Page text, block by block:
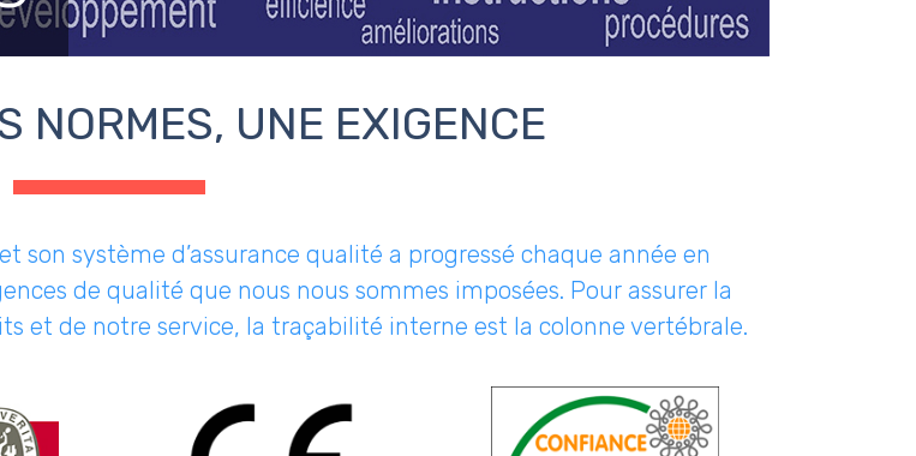
NORMES, UNE EXIGENCE
son système d’assurance qualité a progressé chaque année en
de qualité que nous nous sommes imposées. Pour assurer la
et de notre service, la traçabilité interne est la colonne vertébrale.